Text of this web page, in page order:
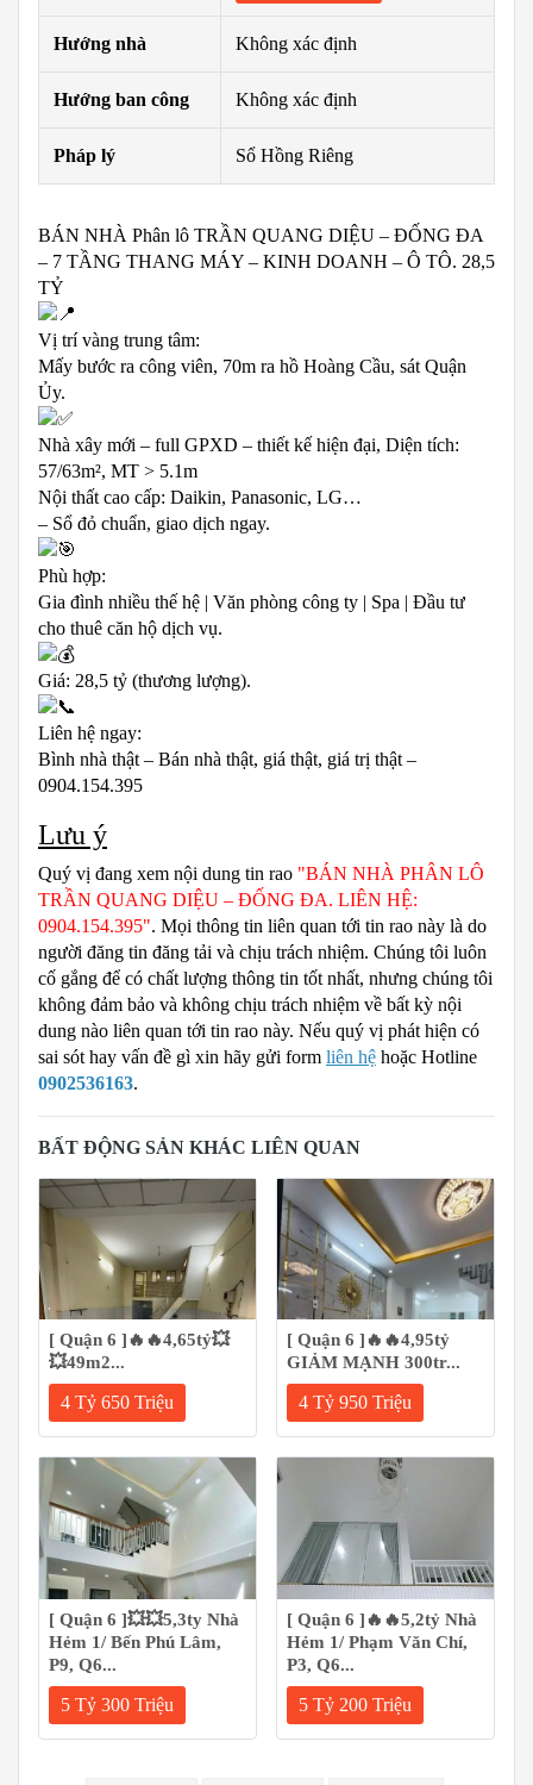
Hướng nhà Không xác định
Hướng ban công Không xác định
Pháp lý Sổ Hồng Riêng
BÁN NHÀ Phân lô TRẦN QUANG DIỆU – ĐỐNG ĐA
– 7 TẦNG THANG MÁY – KINH DOANH – Ô TÔ. 28,5
TỶ
Vị trí vàng trung tâm:
Mấy bước ra công viên, 70m ra hồ Hoàng Cầu, sát Quận
Ủy.
Nhà xây mới – full GPXD – thiết kế hiện đại, Diện tích:
57/63m², MT > 5.1m
Nội thất cao cấp: Daikin, Panasonic, LG…
– Sổ đỏ chuẩn, giao dịch ngay.
Phù hợp:
Gia đình nhiều thế hệ | Văn phòng công ty | Spa | Đầu tư
cho thuê căn hộ dịch vụ.
Giá: 28,5 tỷ (thương lượng).
Liên hệ ngay:
Bình nhà thật – Bán nhà thật, giá thật, giá trị thật –
0904.154.395
Lưu ý
Quý vị đang xem nội dung tin rao "BÁN NHÀ PHÂN LÔ
TRẦN QUANG DIỆU – ĐỐNG ĐA. LIÊN HỆ:
0904.154.395". Mọi thông tin liên quan tới tin rao này là do
người đăng tin đăng tải và chịu trách nhiệm. Chúng tôi luôn
cố gắng để có chất lượng thông tin tốt nhất, nhưng chúng tôi
không đảm bảo và không chịu trách nhiệm về bất kỳ nội
dung nào liên quan tới tin rao này. Nếu quý vị phát hiện có
sai sót hay vấn đề gì xin hãy gửi form liên hệ hoặc Hotline
0902536163.
BẤT ĐỘNG SẢN KHÁC LIÊN QUAN
[ Quận 6 ]🔥🔥4,65tỷ💥
💥49m2...
4 Tỷ 650 Triệu
[ Quận 6 ]🔥🔥4,95tỷ
GIẢM MẠNH 300tr...
4 Tỷ 950 Triệu
[ Quận 6 ]💥💥5,3ty Nhà
Hẻm 1/ Bến Phú Lâm,
P9, Q6...
5 Tỷ 300 Triệu
[ Quận 6 ]🔥🔥5,2tỷ Nhà
Hẻm 1/ Phạm Văn Chí,
P3, Q6...
5 Tỷ 200 Triệu